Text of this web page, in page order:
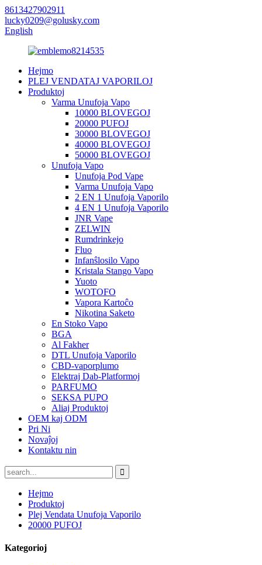
8613427902911
lucky0209@golusky.com
English
Hejmo
PLEJ VENDATAJ VAPORILOJ
Produktoj
Varma Unufoja Vapo
10000 BLOVEGOJ
20000 PUFOJ
30000 BLOVEGOJ
40000 BLOVEGOJ
50000 BLOVEGOJ
Unufoja Vapo
Unufoja Pod Vape
Varma Unufoja Vapo
2 EN 1 Unufoja Vaporilo
4 EN 1 Unufoja Vaporilo
JNR Vape
ZELWIN
Rumdrinkejo
Fluo
Infanŝlosilo Vapo
Kristala Stango Vapo
Yuoto
WOTOFO
Vapora Kartoĉo
Nikotina Saketo
En Stoko Vapo
BGA
Al Fakher
DTL Unufoja Vaporilo
CBD-vaporplumo
Elektraj Dab-Platformoj
PARFUMO
SEKSA PUPO
Aliaj Produktoj
OEM kaj ODM
Pri Ni
Novaĵoj
Kontaktu nin
Hejmo
Produktoj
Plej Vendata Unufoja Vaporilo
20000 PUFOJ
Kategorioj